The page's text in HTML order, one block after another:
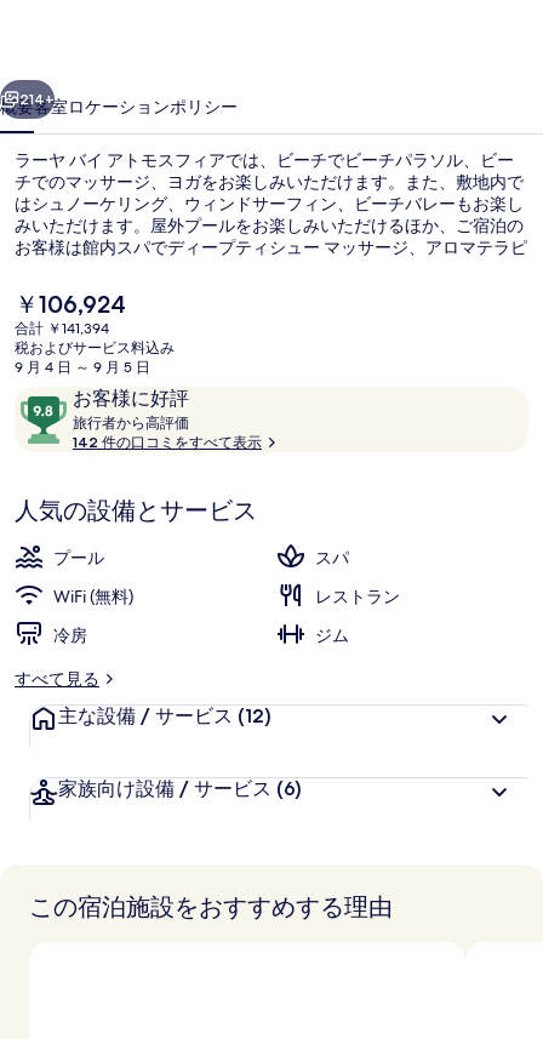
モ
ス
フ
ィ
ア
の
写
真
ギ
ャ
リ
ー
次へ
214+
概要客室ロケーションポリシー
ラーヤ バイ アトモスフィアでは、ビーチでビーチパラソル、ビー
チでのマッサージ、ヨガをお楽しみいただけます。また、敷地内で
はシュノーケリング、ウィンドサーフィン、ビーチバレーもお楽し
みいただけます。屋外プールをお楽しみいただけるほか、ご宿泊の
お客様は館内スパでディープティシュー マッサージ、アロマテラピ
には 4 か所のレストランがあり、2 か所のバー / ラウンジでは冷た
いお飲み物をお楽しみいただけます。この高級ホテルにあるその他
設備にはキッズクラブ (無料)、ビーチバー、およびフィットネスセ
ンターがあります。
現
在
の
料
は
￥106,924
￥106,924
合計 ￥141,394
税およびサービス料込み
9 月 4 日 ～ 9 月 5 日
口
コ
ミ
お客様に好評
10
段
階
9.8、
お
客
に
好
件
の
ミ
旅行者から高評価
行
ら
142 件の口コミをすべて表示
人気の設備とサービス
プール
スパ
WiFi (無料)
レストラン
冷房
ジム
すべて見る
主な設備 / サービス (12)
家族向け設備 / サービス (6)
この宿泊施設をおすすめする理由